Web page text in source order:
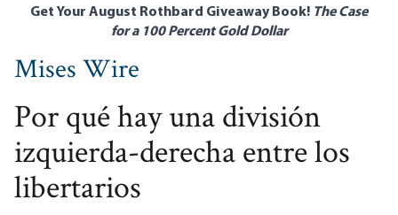
Get Your August Rothbard Giveaway Book! The Case
for a 100 Percent Gold Dollar
Mises Wire
Por qué hay una división
izquierda-derecha entre los
libertarios